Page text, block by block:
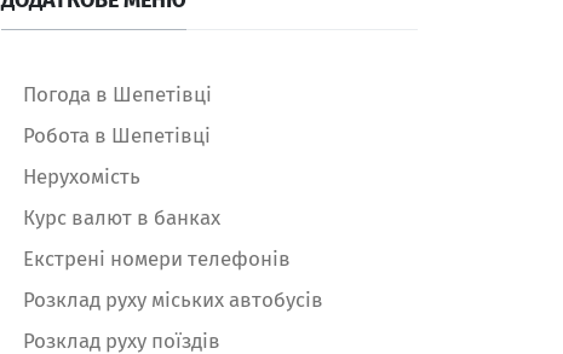
Погода в Шепетівці
Робота в Шепетівці
Нерухомість
Курс валют в банках
Екстрені номери телефонів
Розклад руху міських автобусів
Розклад руху поїздів